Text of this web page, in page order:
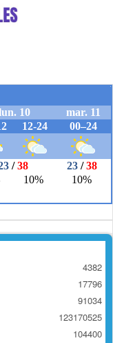
4382
17796
91034
123170525
104400